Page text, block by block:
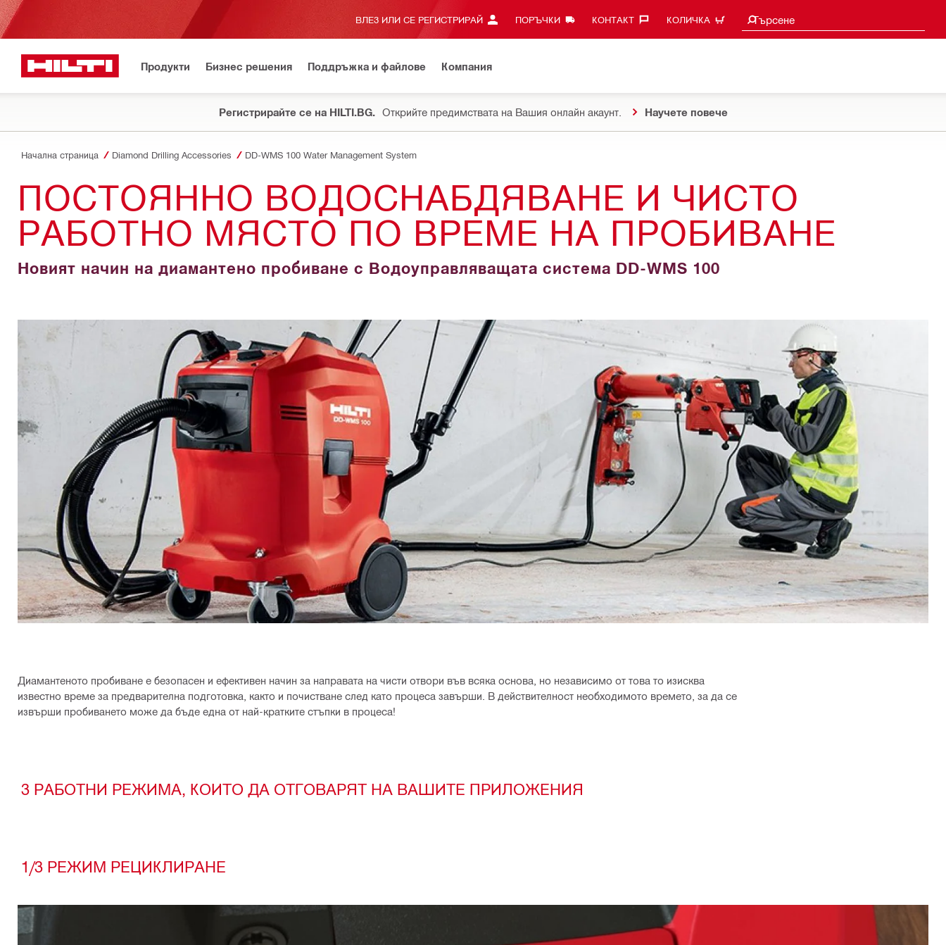
ВЛЕЗ ИЛИ СЕ РЕГИСТРИРАЙ ПОРЪЧКИ КОНТАКТ‎ КОЛИЧКА Търсене
Търси предложения
Продукти Бизнес решения Поддръжка и файлове Компания
Регистрирайте се на HILTI.BG. Открийте предимствата на Вашия онлайн акаунт. Научете повече
Начална страница Diamond Drilling Accessories DD-WMS 100 Water Management System
ПОСТОЯННО ВОДОСНАБДЯВАНЕ И ЧИСТО
РАБОТНО МЯСТО ПО ВРЕМЕ НА ПРОБИВАНЕ
Новият начин на диамантено пробиване с Водоуправляващата система DD-WMS 100
Диамантеното пробиване е безопасен и ефективен начин за направата на чисти отвори във всяка основа, но независимо от това то изисква
известно време за предварителна подготовка, както и почистване след като процеса завърши. В действителност необходимото времето, за да се
извърши пробиването може да бъде една от най-кратките стъпки в процеса!
3 РАБОТНИ РЕЖИМА, КОИТО ДА ОТГОВАРЯТ НА ВАШИТЕ ПРИЛОЖЕНИЯ
1/3 РЕЖИМ РЕЦИКЛИРАНЕ